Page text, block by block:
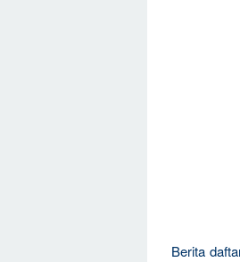
Berita